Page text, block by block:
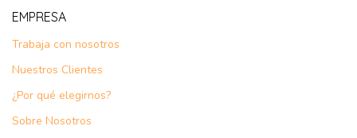
EMPRESA
Trabaja con nosotros
Nuestros Clientes
¿Por qué elegirnos?
Sobre Nosotros